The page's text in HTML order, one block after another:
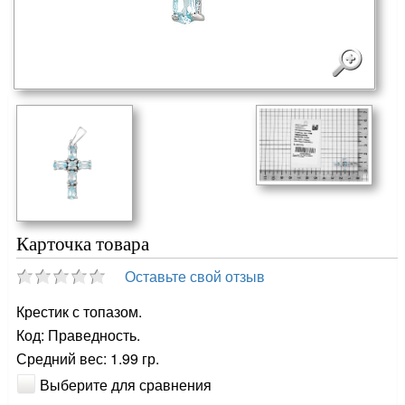
Карточка товара
Оставьте свой отзыв
Крестик с топазом.
Код: Праведность.
Средний вес: 1.99 гр.
Выберите для сравнения